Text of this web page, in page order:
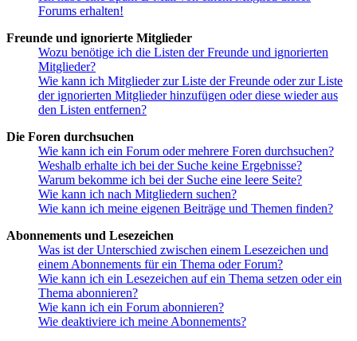
Forums erhalten!
Freunde und ignorierte Mitglieder
Wozu benötige ich die Listen der Freunde und ignorierten
Mitglieder?
Wie kann ich Mitglieder zur Liste der Freunde oder zur Liste
der ignorierten Mitglieder hinzufügen oder diese wieder aus
den Listen entfernen?
Die Foren durchsuchen
Wie kann ich ein Forum oder mehrere Foren durchsuchen?
Weshalb erhalte ich bei der Suche keine Ergebnisse?
Warum bekomme ich bei der Suche eine leere Seite?
Wie kann ich nach Mitgliedern suchen?
Wie kann ich meine eigenen Beiträge und Themen finden?
Abonnements und Lesezeichen
Was ist der Unterschied zwischen einem Lesezeichen und
einem Abonnements für ein Thema oder Forum?
Wie kann ich ein Lesezeichen auf ein Thema setzen oder ein
Thema abonnieren?
Wie kann ich ein Forum abonnieren?
Wie deaktiviere ich meine Abonnements?